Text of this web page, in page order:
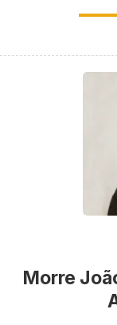
Morre